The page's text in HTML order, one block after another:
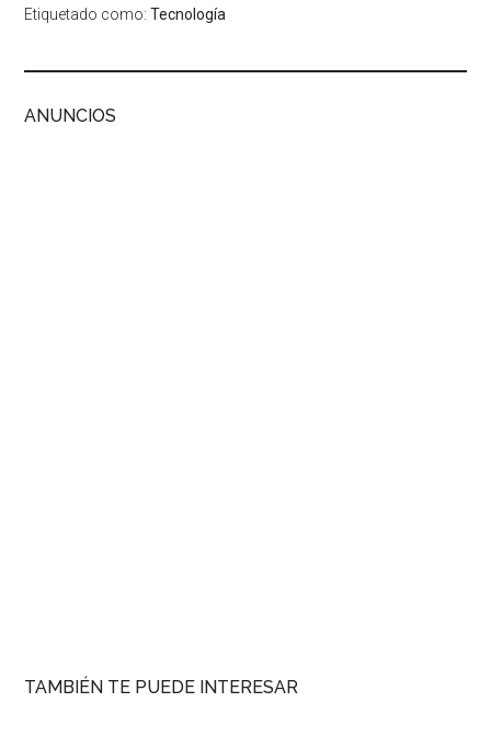
Etiquetado como:Tecnología
ANUNCIOS
TAMBIÉN TE PUEDE INTERESAR